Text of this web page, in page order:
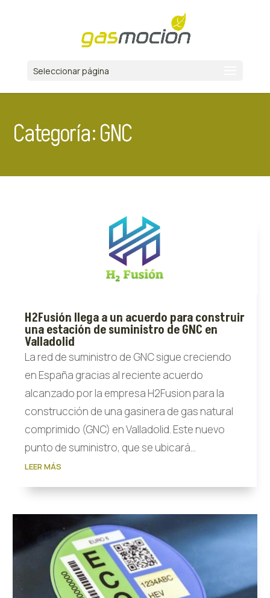
Seleccionar página
Categoría: GNC
H2Fusión llega a un acuerdo para construir
una estación de suministro de GNC en
Valladolid
La red de suministro de GNC sigue creciendo
en España gracias al reciente acuerdo
alcanzado por la empresa H2Fusion para la
construcción de una gasinera de gas natural
comprimido (GNC) en Valladolid. Este nuevo
punto de suministro, que se ubicará...
LEER MÁS